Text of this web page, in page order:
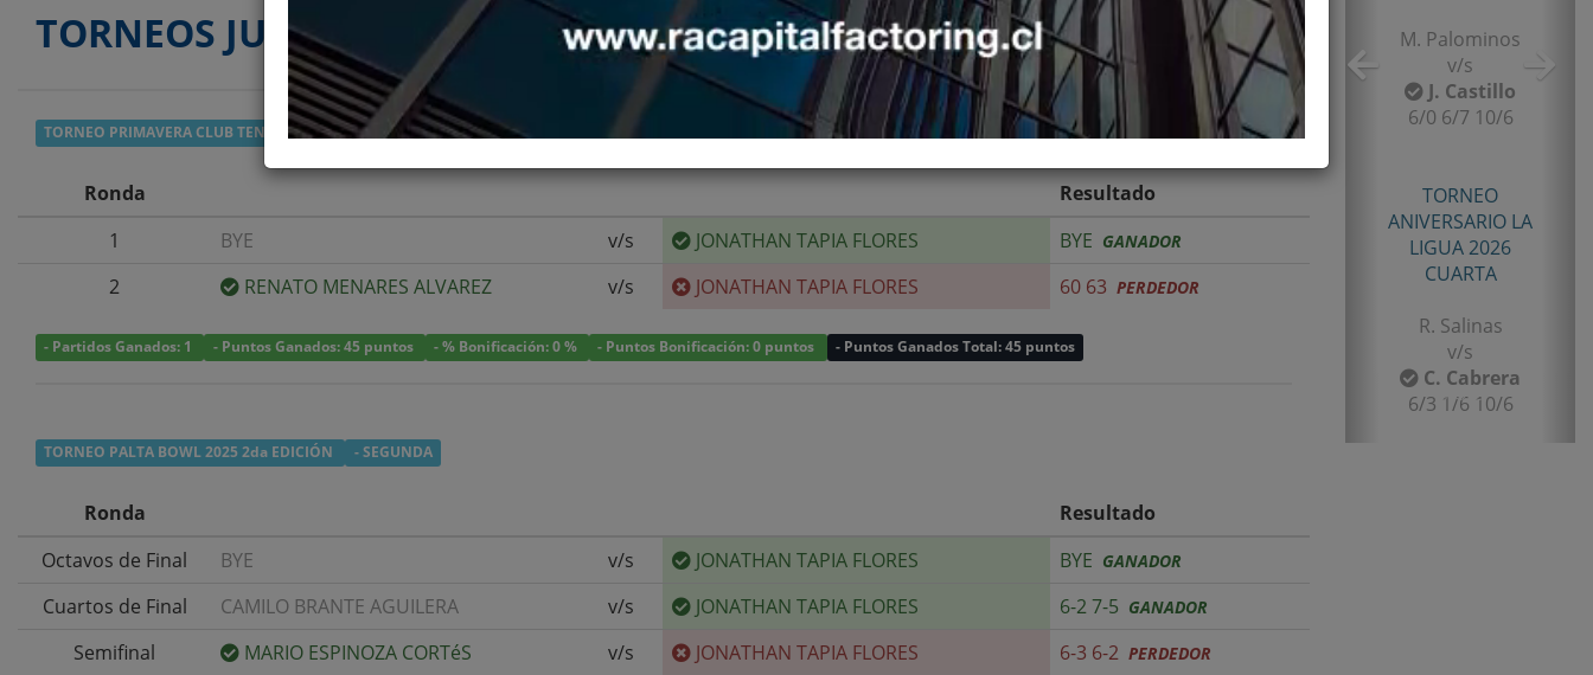
TORNEOS JUGADOS
TORNEO PRIMAVERA CLUB TENIS UNION BY ENJOY 2025 - SEGUNDA
Ronda
Resultado
1
BYE v/s JONATHAN TAPIA FLORES BYE GANADOR
2 RENATO MENARES ALVAREZ v/s JONATHAN TAPIA FLORES 60 63 PERDEDOR
- Partidos Ganados: 1 - Puntos Ganados: 45 puntos - % Bonificación: 0 % - Puntos Bonificación: 0 puntos - Puntos Ganados Total: 45 puntos
TORNEO PALTA BOWL 2025 2da EDICIÓN - SEGUNDA
Ronda
Resultado
Octavos de Final
BYE v/s JONATHAN TAPIA FLORES BYE GANADOR
Cuartos de Final CAMILO BRANTE AGUILERA v/s JONATHAN TAPIA FLORES 6-2 7-5 GANADOR
Semifinal MARIO ESPINOZA CORTéS v/s JONATHAN TAPIA FLORES 6-3 6-2 PERDEDOR
ANIVERSARIO LA
LIGUA 2026
SENIOR TERCERA
F. Gomez
6/2 7/5
QUINTA 2026
PRIMERA
E. Castro